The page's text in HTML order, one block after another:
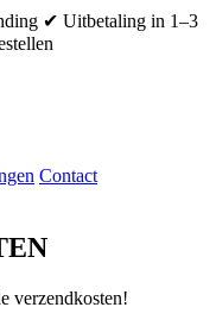
✔ Uitbetaling in 1–3
Contact
verzendkosten!